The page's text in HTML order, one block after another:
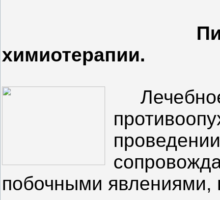
химиотерапии.
побочными явлениями,